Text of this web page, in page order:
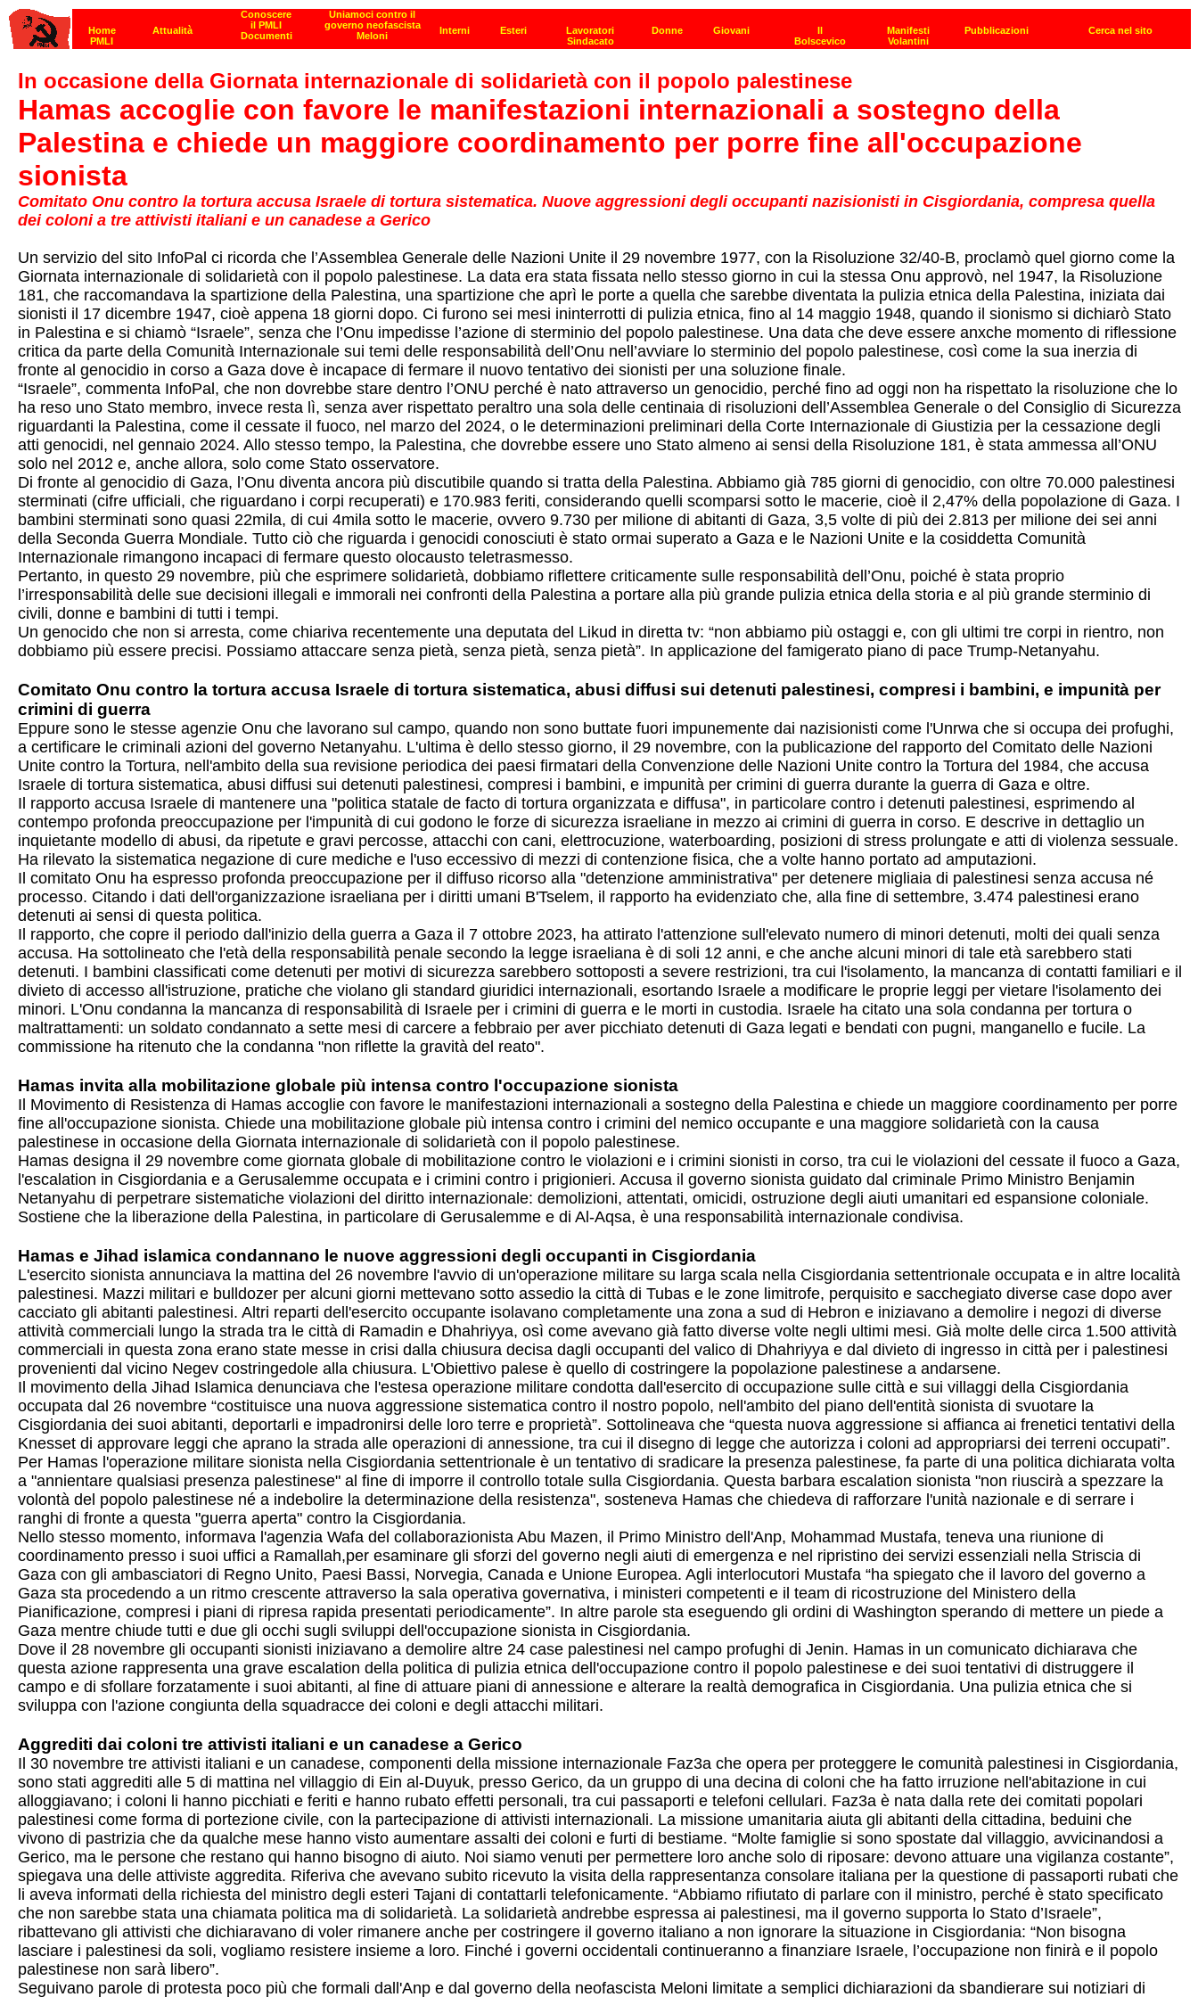
In occasione della Giornata internazionale di solidarietà con il popolo palestinese
Hamas accoglie con favore le manifestazioni internazionali a sostegno della
Palestina e chiede un maggiore coordinamento per porre fine all'occupazione
sionista
Comitato Onu contro la tortura accusa Israele di tortura sistematica. Nuove aggressioni degli occupanti nazisionisti in Cisgiordania, compresa quella
dei coloni a tre attivisti italiani e un canadese a Gerico
Un servizio del sito InfoPal ci ricorda che l’Assemblea Generale delle Nazioni Unite il 29 novembre 1977, con la Risoluzione 32/40-B, proclamò quel giorno come la
Giornata internazionale di solidarietà con il popolo palestinese. La data era stata fissata nello stesso giorno in cui la stessa Onu approvò, nel 1947, la Risoluzione
181, che raccomandava la spartizione della Palestina, una spartizione che aprì le porte a quella che sarebbe diventata la pulizia etnica della Palestina, iniziata dai
sionisti il 17 dicembre 1947, cioè appena 18 giorni dopo. Ci furono sei mesi ininterrotti di pulizia etnica, fino al 14 maggio 1948, quando il sionismo si dichiarò Stato
in Palestina e si chiamò “Israele”, senza che l’Onu impedisse l’azione di sterminio del popolo palestinese. Una data che deve essere anxche momento di riflessione
critica da parte della Comunità Internazionale sui temi delle responsabilità dell’Onu nell’avviare lo sterminio del popolo palestinese, così come la sua inerzia di
fronte al genocidio in corso a Gaza dove è incapace di fermare il nuovo tentativo dei sionisti per una soluzione finale.
“Israele”, commenta InfoPal, che non dovrebbe stare dentro l’ONU perché è nato attraverso un genocidio, perché fino ad oggi non ha rispettato la risoluzione che lo
ha reso uno Stato membro, invece resta lì, senza aver rispettato peraltro una sola delle centinaia di risoluzioni dell’Assemblea Generale o del Consiglio di Sicurezza
riguardanti la Palestina, come il cessate il fuoco, nel marzo del 2024, o le determinazioni preliminari della Corte Internazionale di Giustizia per la cessazione degli
atti genocidi, nel gennaio 2024. Allo stesso tempo, la Palestina, che dovrebbe essere uno Stato almeno ai sensi della Risoluzione 181, è stata ammessa all’ONU
solo nel 2012 e, anche allora, solo come Stato osservatore.
Di fronte al genocidio di Gaza, l’Onu diventa ancora più discutibile quando si tratta della Palestina. Abbiamo già 785 giorni di genocidio, con oltre 70.000 palestinesi
sterminati (cifre ufficiali, che riguardano i corpi recuperati) e 170.983 feriti, considerando quelli scomparsi sotto le macerie, cioè il 2,47% della popolazione di Gaza. I
bambini sterminati sono quasi 22mila, di cui 4mila sotto le macerie, ovvero 9.730 per milione di abitanti di Gaza, 3,5 volte di più dei 2.813 per milione dei sei anni
della Seconda Guerra Mondiale. Tutto ciò che riguarda i genocidi conosciuti è stato ormai superato a Gaza e le Nazioni Unite e la cosiddetta Comunità
Internazionale rimangono incapaci di fermare questo olocausto teletrasmesso.
Pertanto, in questo 29 novembre, più che esprimere solidarietà, dobbiamo riflettere criticamente sulle responsabilità dell’Onu, poiché è stata proprio
l’irresponsabilità delle sue decisioni illegali e immorali nei confronti della Palestina a portare alla più grande pulizia etnica della storia e al più grande sterminio di
civili, donne e bambini di tutti i tempi.
Un genocido che non si arresta, come chiariva recentemente una deputata del Likud in diretta tv: “non abbiamo più ostaggi e, con gli ultimi tre corpi in rientro, non
dobbiamo più essere precisi. Possiamo attaccare senza pietà, senza pietà, senza pietà”. In applicazione del famigerato piano di pace Trump-Netanyahu.
Comitato Onu contro la tortura accusa Israele di tortura sistematica, abusi diffusi sui detenuti palestinesi, compresi i bambini, e impunità per
crimini di guerra
Eppure sono le stesse agenzie Onu che lavorano sul campo, quando non sono buttate fuori impunemente dai nazisionisti come l'Unrwa che si occupa dei profughi,
a certificare le criminali azioni del governo Netanyahu. L'ultima è dello stesso giorno, il 29 novembre, con la publicazione del rapporto del Comitato delle Nazioni
Unite contro la Tortura, nell'ambito della sua revisione periodica dei paesi firmatari della Convenzione delle Nazioni Unite contro la Tortura del 1984, che accusa
Israele di tortura sistematica, abusi diffusi sui detenuti palestinesi, compresi i bambini, e impunità per crimini di guerra durante la guerra di Gaza e oltre.
Il rapporto accusa Israele di mantenere una "politica statale de facto di tortura organizzata e diffusa", in particolare contro i detenuti palestinesi, esprimendo al
contempo profonda preoccupazione per l'impunità di cui godono le forze di sicurezza israeliane in mezzo ai crimini di guerra in corso. E descrive in dettaglio un
inquietante modello di abusi, da ripetute e gravi percosse, attacchi con cani, elettrocuzione, waterboarding, posizioni di stress prolungate e atti di violenza sessuale.
Ha rilevato la sistematica negazione di cure mediche e l'uso eccessivo di mezzi di contenzione fisica, che a volte hanno portato ad amputazioni.
Il comitato Onu ha espresso profonda preoccupazione per il diffuso ricorso alla "detenzione amministrativa" per detenere migliaia di palestinesi senza accusa né
processo. Citando i dati dell'organizzazione israeliana per i diritti umani B'Tselem, il rapporto ha evidenziato che, alla fine di settembre, 3.474 palestinesi erano
detenuti ai sensi di questa politica.
Il rapporto, che copre il periodo dall'inizio della guerra a Gaza il 7 ottobre 2023, ha attirato l'attenzione sull'elevato numero di minori detenuti, molti dei quali senza
accusa. Ha sottolineato che l'età della responsabilità penale secondo la legge israeliana è di soli 12 anni, e che anche alcuni minori di tale età sarebbero stati
detenuti. I bambini classificati come detenuti per motivi di sicurezza sarebbero sottoposti a severe restrizioni, tra cui l'isolamento, la mancanza di contatti familiari e il
divieto di accesso all'istruzione, pratiche che violano gli standard giuridici internazionali, esortando Israele a modificare le proprie leggi per vietare l'isolamento dei
minori. L'Onu condanna la mancanza di responsabilità di Israele per i crimini di guerra e le morti in custodia. Israele ha citato una sola condanna per tortura o
maltrattamenti: un soldato condannato a sette mesi di carcere a febbraio per aver picchiato detenuti di Gaza legati e bendati con pugni, manganello e fucile. La
commissione ha ritenuto che la condanna "non riflette la gravità del reato".
Hamas invita alla mobilitazione globale più intensa contro l'occupazione sionista
Il Movimento di Resistenza di Hamas accoglie con favore le manifestazioni internazionali a sostegno della Palestina e chiede un maggiore coordinamento per porre
fine all'occupazione sionista. Chiede una mobilitazione globale più intensa contro i crimini del nemico occupante e una maggiore solidarietà con la causa
palestinese in occasione della Giornata internazionale di solidarietà con il popolo palestinese.
Hamas designa il 29 novembre come giornata globale di mobilitazione contro le violazioni e i crimini sionisti in corso, tra cui le violazioni del cessate il fuoco a Gaza,
l'escalation in Cisgiordania e a Gerusalemme occupata e i crimini contro i prigionieri. Accusa il governo sionista guidato dal criminale Primo Ministro Benjamin
Netanyahu di perpetrare sistematiche violazioni del diritto internazionale: demolizioni, attentati, omicidi, ostruzione degli aiuti umanitari ed espansione coloniale.
Sostiene che la liberazione della Palestina, in particolare di Gerusalemme e di Al-Aqsa, è una responsabilità internazionale condivisa.
Hamas e Jihad islamica condannano le nuove aggressioni degli occupanti in Cisgiordania
L'esercito sionista annunciava la mattina del 26 novembre l'avvio di un'operazione militare su larga scala nella Cisgiordania settentrionale occupata e in altre località
palestinesi. Mazzi militari e bulldozer per alcuni giorni mettevano sotto assedio la città di Tubas e le zone limitrofe, perquisito e sacchegiato diverse case dopo aver
cacciato gli abitanti palestinesi. Altri reparti dell'esercito occupante isolavano completamente una zona a sud di Hebron e iniziavano a demolire i negozi di diverse
attività commerciali lungo la strada tra le città di Ramadin e Dhahriyya, osì come avevano già fatto diverse volte negli ultimi mesi. Già molte delle circa 1.500 attività
commerciali in questa zona erano state messe in crisi dalla chiusura decisa dagli occupanti del valico di Dhahriyya e dal divieto di ingresso in città per i palestinesi
provenienti dal vicino Negev costringedole alla chiusura. L'Obiettivo palese è quello di costringere la popolazione palestinese a andarsene.
Il movimento della Jihad Islamica denunciava che l'estesa operazione militare condotta dall'esercito di occupazione sulle città e sui villaggi della Cisgiordania
occupata dal 26 novembre “costituisce una nuova aggressione sistematica contro il nostro popolo, nell'ambito del piano dell'entità sionista di svuotare la
Cisgiordania dei suoi abitanti, deportarli e impadronirsi delle loro terre e proprietà”. Sottolineava che “questa nuova aggressione si affianca ai frenetici tentativi della
Knesset di approvare leggi che aprano la strada alle operazioni di annessione, tra cui il disegno di legge che autorizza i coloni ad appropriarsi dei terreni occupati”.
Per Hamas l'operazione militare sionista nella Cisgiordania settentrionale è un tentativo di sradicare la presenza palestinese, fa parte di una politica dichiarata volta
a "annientare qualsiasi presenza palestinese" al fine di imporre il controllo totale sulla Cisgiordania. Questa barbara escalation sionista "non riuscirà a spezzare la
volontà del popolo palestinese né a indebolire la determinazione della resistenza", sosteneva Hamas che chiedeva di rafforzare l'unità nazionale e di serrare i
ranghi di fronte a questa "guerra aperta" contro la Cisgiordania.
Nello stesso momento, informava l'agenzia Wafa del collaborazionista Abu Mazen, il Primo Ministro dell'Anp, Mohammad Mustafa, teneva una riunione di
coordinamento presso i suoi uffici a Ramallah,per esaminare gli sforzi del governo negli aiuti di emergenza e nel ripristino dei servizi essenziali nella Striscia di
Gaza con gli ambasciatori di Regno Unito, Paesi Bassi, Norvegia, Canada e Unione Europea. Agli interlocutori Mustafa “ha spiegato che il lavoro del governo a
Gaza sta procedendo a un ritmo crescente attraverso la sala operativa governativa, i ministeri competenti e il team di ricostruzione del Ministero della
Pianificazione, compresi i piani di ripresa rapida presentati periodicamente”. In altre parole sta eseguendo gli ordini di Washington sperando di mettere un piede a
Gaza mentre chiude tutti e due gli occhi sugli sviluppi dell'occupazione sionista in Cisgiordania.
Dove il 28 novembre gli occupanti sionisti iniziavano a demolire altre 24 case palestinesi nel campo profughi di Jenin. Hamas in un comunicato dichiarava che
questa azione rappresenta una grave escalation della politica di pulizia etnica dell'occupazione contro il popolo palestinese e dei suoi tentativi di distruggere il
campo e di sfollare forzatamente i suoi abitanti, al fine di attuare piani di annessione e alterare la realtà demografica in Cisgiordania. Una pulizia etnica che si
sviluppa con l'azione congiunta della squadracce dei coloni e degli attacchi militari.
Aggrediti dai coloni tre attivisti italiani e un canadese a Gerico
Il 30 novembre tre attivisti italiani e un canadese, componenti della missione internazionale Faz3a che opera per proteggere le comunità palestinesi in Cisgiordania,
sono stati aggrediti alle 5 di mattina nel villaggio di Ein al-Duyuk, presso Gerico, da un gruppo di una decina di coloni che ha fatto irruzione nell'abitazione in cui
alloggiavano; i coloni li hanno picchiati e feriti e hanno rubato effetti personali, tra cui passaporti e telefoni cellulari. Faz3a è nata dalla rete dei comitati popolari
palestinesi come forma di portezione civile, con la partecipazione di attivisti internazionali. La missione umanitaria aiuta gli abitanti della cittadina, beduini che
vivono di pastrizia che da qualche mese hanno visto aumentare assalti dei coloni e furti di bestiame. “Molte famiglie si sono spostate dal villaggio, avvicinandosi a
Gerico, ma le persone che restano qui hanno bisogno di aiuto. Noi siamo venuti per permettere loro anche solo di riposare: devono attuare una vigilanza costante”,
spiegava una delle attiviste aggredita. Riferiva che avevano subito ricevuto la visita della rappresentanza consolare italiana per la questione di passaporti rubati che
li aveva informati della richiesta del ministro degli esteri Tajani di contattarli telefonicamente. “Abbiamo rifiutato di parlare con il ministro, perché è stato specificato
che non sarebbe stata una chiamata politica ma di solidarietà. La solidarietà andrebbe espressa ai palestinesi, ma il governo supporta lo Stato d’Israele”,
ribattevano gli attivisti che dichiaravano di voler rimanere anche per costringere il governo italiano a non ignorare la situazione in Cisgiordania: “Non bisogna
lasciare i palestinesi da soli, vogliamo resistere insieme a loro. Finché i governi occidentali continueranno a finanziare Israele, l’occupazione non finirà e il popolo
palestinese non sarà libero”.
Seguivano parole di protesta poco più che formali dall'Anp e dal governo della neofascista Meloni limitate a semplici dichiarazioni da sbandierare sui notiziari di